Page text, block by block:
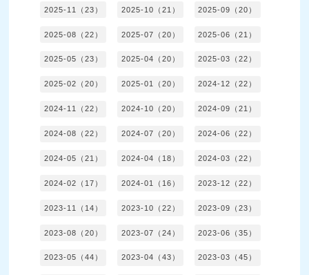
2025-11（23） 2025-10（21） 2025-09（20）
2025-08（22） 2025-07（20） 2025-06（21）
2025-05（23） 2025-04（20） 2025-03（22）
2025-02（20） 2025-01（20） 2024-12（22）
2024-11（22） 2024-10（20） 2024-09（21）
2024-08（22） 2024-07（20） 2024-06（22）
2024-05（21） 2024-04（18） 2024-03（22）
2024-02（17） 2024-01（16） 2023-12（22）
2023-11（14） 2023-10（22） 2023-09（23）
2023-08（20） 2023-07（24） 2023-06（35）
2023-05（44） 2023-04（43） 2023-03（45）